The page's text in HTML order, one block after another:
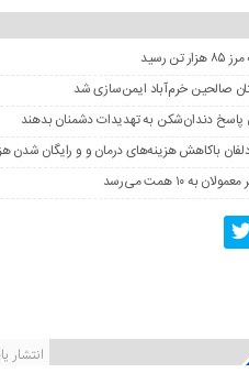
رسید
صالحین خرم‌آباد ایمن‌سازی شد
پاسخ دندان‌شکن به تهدیدات دشمنان بدهند
باکاهش هزینه‌های درمان و و رایگان شدن
۱۰ همت می‌رسد
انتشار